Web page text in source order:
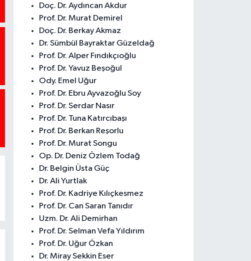
Doç. Dr. Aydıncan Akdur
Prof. Dr. Murat Demirel
Doç. Dr. Berkay Akmaz
Dr. Sümbül Bayraktar Güzeldağ
Prof. Dr. Alper Fındıkçıoğlu
Prof. Dr. Yavuz Beşoğul
Ody. Emel Uğur
Prof. Dr. Ebru Ayvazoğlu Soy
Prof. Dr. Serdar Nasır
Prof. Dr. Tuna Katırcıbaşı
Prof. Dr. Berkan Reşorlu
Prof. Dr. Murat Songu
Op. Dr. Deniz Özlem Todağ
Dr. Belgin Üsta Güç
Dr. Ali Yurtlak
Prof. Dr. Kadriye Kılıçkesmez
Prof. Dr. Can Saran Tanıdır
Uzm. Dr. Ali Demirhan
Prof. Dr. Selman Vefa Yıldırım
Prof. Dr. Uğur Özkan
Dr. Miray Sekkin Eser